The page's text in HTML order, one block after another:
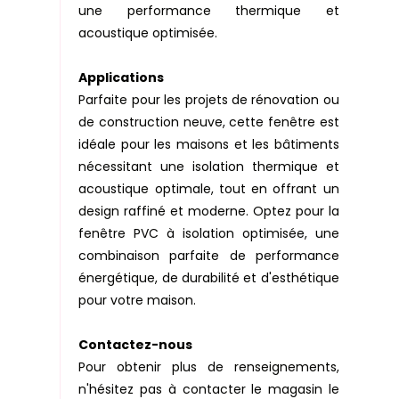
une performance thermique et
acoustique optimisée.
Applications
Parfaite pour les projets de rénovation ou
de construction neuve, cette fenêtre est
idéale pour les maisons et les bâtiments
nécessitant une isolation thermique et
acoustique optimale, tout en offrant un
design raffiné et moderne. Optez pour la
fenêtre PVC à isolation optimisée, une
combinaison parfaite de performance
énergétique, de durabilité et d'esthétique
pour votre maison.
Contactez-nous
Pour obtenir plus de renseignements,
n'hésitez pas à contacter le magasin le